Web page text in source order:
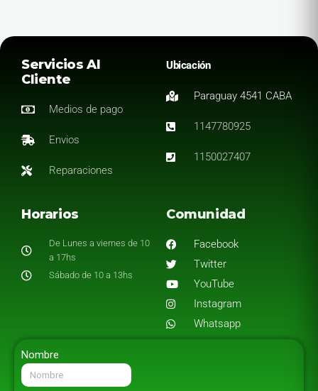
Servicios Al
Cliente
Medios de pago
Envios
Reparaciones
Ubicación
Paraguay 4541 CABA
1147780925
1150027407
Horarios
De Lunes a viernes de 10
a 17hs
Sábado de 10 a 13hs
Comunidad
Facebook
Twitter
YouTube
Instagram
Whatsapp
Nombre